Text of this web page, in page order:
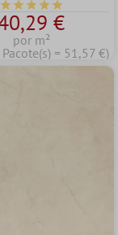
Classificação média
€
por m²
= 51,57 €)